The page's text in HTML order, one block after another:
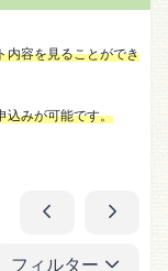
内容を見ることができ
込みが可能です。
フィルター